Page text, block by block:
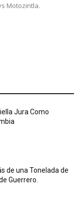
Motozintla.
Jura Como
de una Tonelada de
Guerrero.